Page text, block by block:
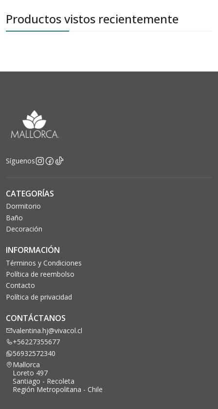
Productos vistos recientemente
Síguenos
CATEGORÍAS
Dormitorio
Baño
Decoración
INFORMACIÓN
Términos y Condiciones
Política de reembolso
Contacto
Política de privacidad
CONTÁCTANOS
valentina.hj@vivacol.cl
+56227355677
56932572340
Mallorca
Loreto 497
Santiago - Recoleta
Región Metropolitana - Chile